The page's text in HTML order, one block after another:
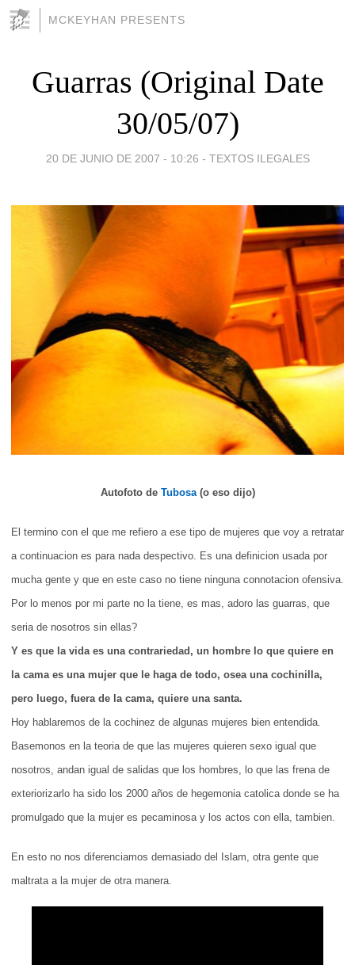
MCKEYHAN PRESENTS
Guarras (Original Date
30/05/07)
20 DE JUNIO DE 2007 - 10:26 - TEXTOS ILEGALES
Autofoto de Tubosa(o eso dijo)
El termino con el que me refiero a ese tipo de mujeres que voy a retratar
a continuacion es para nada despectivo. Es una definicion usada por
mucha gente y que en este caso no tiene ninguna connotacion ofensiva.
Por lo menos por mi parte no la tiene, es mas, adoro las guarras, que
seria de nosotros sin ellas?
Y es que la vida es una contrariedad, un hombre lo que quiere en
la cama es una mujer que le haga de todo, osea una cochinilla,
pero luego, fuera de la cama, quiere una santa.
Hoy hablaremos de la cochinez de algunas mujeres bien entendida.
Basemonos en la teoria de que las mujeres quieren sexo igual que
nosotros, andan igual de salidas que los hombres, lo que las frena de
exteriorizarlo ha sido los 2000 años de hegemonia catolica donde se ha
promulgado que la mujer es pecaminosa y los actos con ella, tambien.
En esto no nos diferenciamos demasiado del Islam, otra gente que
maltrata a la mujer de otra manera.